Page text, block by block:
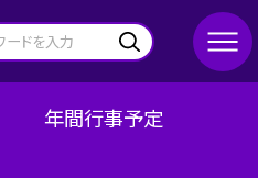
年間行事予定